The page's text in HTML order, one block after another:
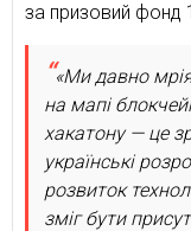
за призовий фонд
«Ми давно
на мапі
хакатону — це
українські
розвиток
зміг бути